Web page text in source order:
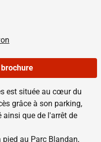
est située au cœur du
grâce à son parking,
ainsi que de l'arrêt de
au Parc Blandan,